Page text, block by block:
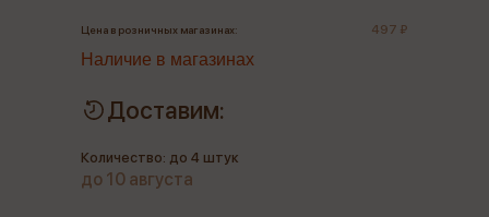
Цена в розничных магазинах: 497 ₽
Наличие в магазинах
Доставим:
Количество: до 4 штук
до 10 августа